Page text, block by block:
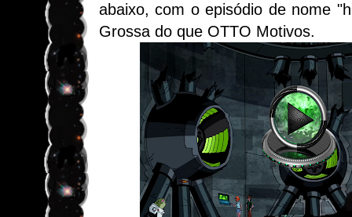
abaixo, com o episódio de nome
Grossa do que OTTO Motivos.